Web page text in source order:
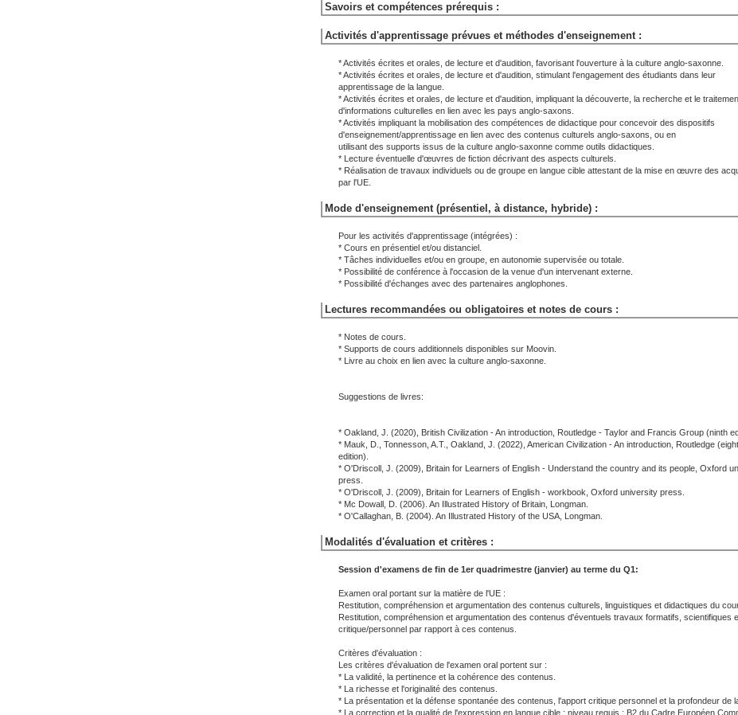
Savoirs et compétences prérequis :
Activités d'apprentissage prévues et méthodes d'enseignement :
* Activités écrites et orales, de lecture et d'audition, favorisant l'ouverture à la culture anglo-saxonne.
* Activités écrites et orales, de lecture et d'audition, stimulant l'engagement des étudiants dans leur
apprentissage de la langue.
* Activités écrites et orales, de lecture et d'audition, impliquant la découverte, la recherche et le
d'informations culturelles en lien avec les pays anglo-saxons.
* Activités impliquant la mobilisation des compétences de didactique pour concevoir des dispositifs
d'enseignement/apprentissage en lien avec des contenus culturels anglo-saxons, ou en
utilisant des supports issus de la culture anglo-saxonne comme outils didactiques.
* Lecture éventuelle d'œuvres de fiction décrivant des aspects culturels.
* Réalisation de travaux individuels ou de groupe en langue cible attestant de la mise en œuvre des
par l'UE.
Mode d'enseignement (présentiel, à distance, hybride) :
Pour les activités d'apprentissage (intégrées) :
* Cours en présentiel et/ou distanciel.
* Tâches individuelles et/ou en groupe, en autonomie supervisée ou totale.
* Possibilité de conférence à l'occasion de la venue d'un intervenant externe.
* Possibilité d'échanges avec des partenaires anglophones.
Lectures recommandées ou obligatoires et notes de cours :
* Notes de cours.
* Supports de cours additionnels disponibles sur Moovin.
* Livre au choix en lien avec la culture anglo-saxonne.
Suggestions de livres:
* Oakland, J. (2020), British Civilization - An introduction, Routledge - Taylor and Francis Group (ninth
* Mauk, D., Tonnesson, A.T., Oakland, J. (2022), American Civilization - An introduction, Routledge
edition).
* O'Driscoll, J. (2009), Britain for Learners of English - Understand the country and its people, Oxford
press.
* O'Driscoll, J. (2009), Britain for Learners of English - workbook, Oxford university press.
* Mc Dowall, D. (2006). An Illustrated History of Britain, Longman.
* O'Callaghan, B. (2004). An Illustrated History of the USA, Longman.
Modalités d'évaluation et critères :
Session d'examens de fin de 1er quadrimestre (janvier) au terme du Q1:
Examen oral portant sur la matière de l'UE :
Restitution, compréhension et argumentation des contenus culturels, linguistiques et didactiques du
Restitution, compréhension et argumentation des contenus d'éventuels travaux formatifs, scientifiques
critique/personnel par rapport à ces contenus.
Critères d'évaluation :
Les critères d'évaluation de l'examen oral portent sur :
* La validité, la pertinence et la cohérence des contenus.
* La richesse et l'originalité des contenus.
* La présentation et la défense spontanée des contenus, l'apport critique personnel et la profondeur de
* La correction et la qualité de l'expression en langue cible : niveau requis : B2 du Cadre Européen